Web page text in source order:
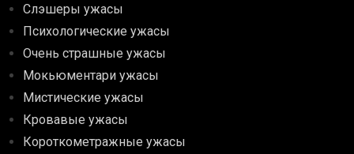
Слэшеры ужасы
Психологические ужасы
Очень страшные ужасы
Мокьюментари ужасы
Мистические ужасы
Кровавые ужасы
Короткометражные ужасы